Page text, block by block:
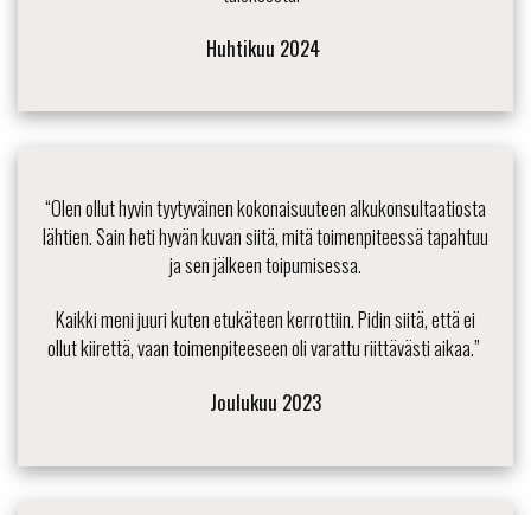
Huhtikuu 2024
“Olen ollut hyvin tyytyväinen kokonaisuuteen alkukonsultaatiosta
lähtien. Sain heti hyvän kuvan siitä, mitä toimenpiteessä tapahtuu
ja sen jälkeen toipumisessa.
Kaikki meni juuri kuten etukäteen kerrottiin. Pidin siitä, että ei
ollut kiirettä, vaan toimenpiteeseen oli varattu riittävästi aikaa.”
Joulukuu 2023